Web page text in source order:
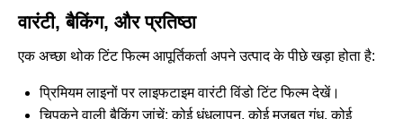
वारंटी, बैकिंग, और प्रतिष्ठा
एक अच्छा थोक टिंट फिल्म आपूर्तिकर्ता अपने उत्पाद के पीछे खड़ा होता है:
प्रिमियम लाइनों पर लाइफटाइम वारंटी विंडो टिंट फिल्म देखें।
चिपकने वाली बैकिंग जांचें: कोई धुंधलापन, कोई मजबूत गंध, कोई